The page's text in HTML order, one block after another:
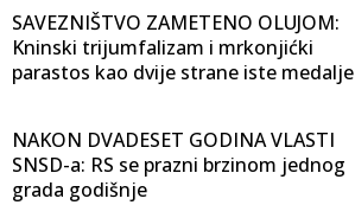
SAVEZNIŠTVO ZAMETENO OLUJOM:
Kninski trijumfalizam i mrkonjićki
parastos kao dvije strane iste medalje
NAKON DVADESET GODINA VLASTI
SNSD-a: RS se prazni brzinom jednog
grada godišnje